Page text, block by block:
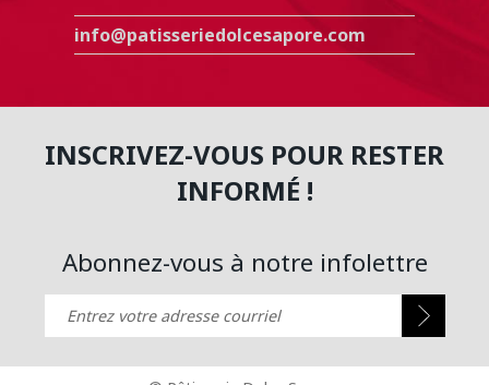
info@patisseriedolcesapore.com
INSCRIVEZ-VOUS POUR RESTER
INFORMÉ !
Abonnez-vous à notre infolettre
Entrez votre adresse courriel